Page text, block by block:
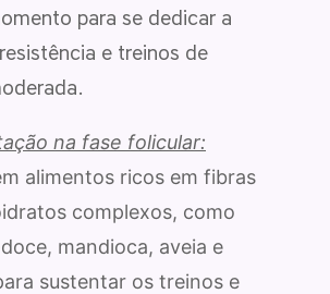
para se dedicar a
e treinos de
na fase folicular:
alimentos ricos em fibras
complexos, como
mandioca, aveia e
sustentar os treinos e